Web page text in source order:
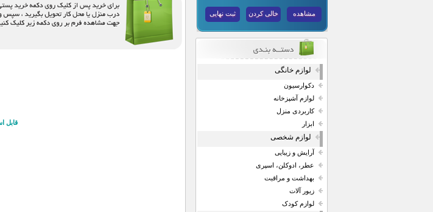
مشاهده خالی کردن ثبت نهایی
لوازم خانگی
دکوارسیون
لوازم آشپزخانه
کاربردی منزل
ابزار
لوازم شخصی
آرایش و زیبایی
عطر، ادوکلن، اسپری
بهداشت و مراقبت
زیور آلات
لوازم کودک
قابل